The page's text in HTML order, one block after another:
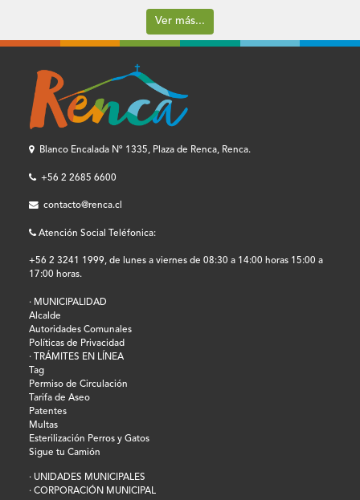
Ver más...
Blanco Encalada Nº 1335, Plaza de Renca, Renca.
+56 2 2685 6600
contacto@renca.cl
Atención Social Teléfonica:
+56 2 3241 1999, de lunes a viernes de 08:30 a 14:00 horas 15:00 a
17:00 horas.
· MUNICIPALIDAD
Alcalde
Autoridades Comunales
Políticas de Privacidad
· TRÁMITES EN LÍNEA
Tag
Permiso de Circulación
Tarifa de Aseo
Patentes
Multas
Esterilización Perros y Gatos
Sigue tu Camión
· UNIDADES MUNICIPALES
· CORPORACIÓN MUNICIPAL